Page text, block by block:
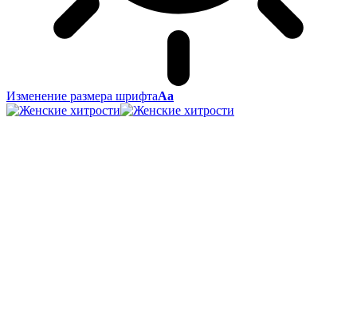
Изменение размера шрифтаАа